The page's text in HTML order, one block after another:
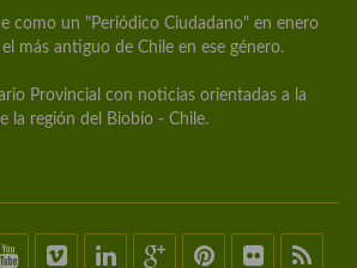
como un "Periódico Ciudadano" en enero
más antiguo de Chile en ese género.
Provincial con noticias orientadas a la
la región del Biobío - Chile.